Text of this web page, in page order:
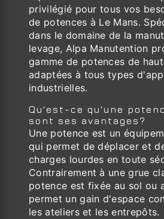
privilégié pour tous vos
de potences à Le Mans.
dans le domaine de la
levage, Alpa Manutention
gamme de potences de
adaptées à tous types
industrielles.
Qu'est-ce qu'une
sont ses avantages?
Une potence est un
qui permet de déplacer et
charges lourdes en toute
Contrairement à une grue
potence est fixée au sol ou
permet un gain d'espace
les ateliers et les entrepôts.